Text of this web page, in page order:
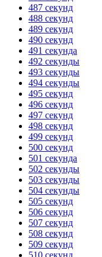
487 секунд
488 секунд
489 секунд
490 секунд
491 секунда
492 секунды
493 секунды
494 секунды
495 секунд
496 секунд
497 секунд
498 секунд
499 секунд
500 секунд
501 секунда
502 секунды
503 секунды
504 секунды
505 секунд
506 секунд
507 секунд
508 секунд
509 секунд